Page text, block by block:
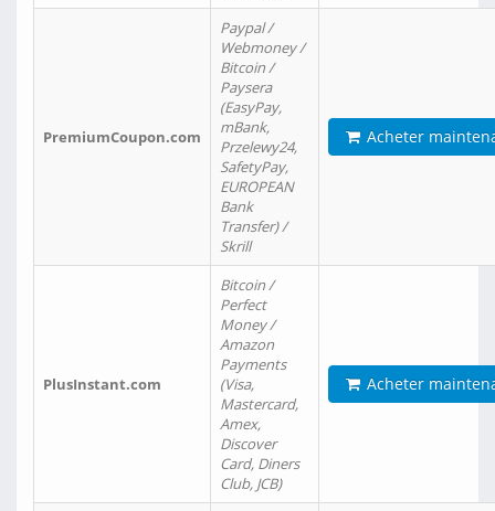
PremiumCoupon.com
Paypal /
Webmoney /
Bitcoin /
Paysera
(EasyPay,
mBank,
Przelewy24,
SafetyPay,
EUROPEAN
Bank
Transfer) /
Skrill
Acheter
PlusInstant.com
Bitcoin /
Perfect
Money /
Amazon
Payments
(Visa,
Mastercard,
Amex,
Discover
Card, Diners
Club, JCB)
Acheter